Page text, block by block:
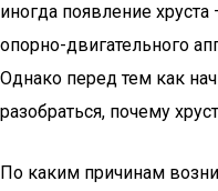
иногда появление хруста
опорно-двигательного
Однако перед тем как
разобраться, почему
По каким причинам